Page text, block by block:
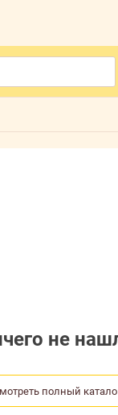
не
полный